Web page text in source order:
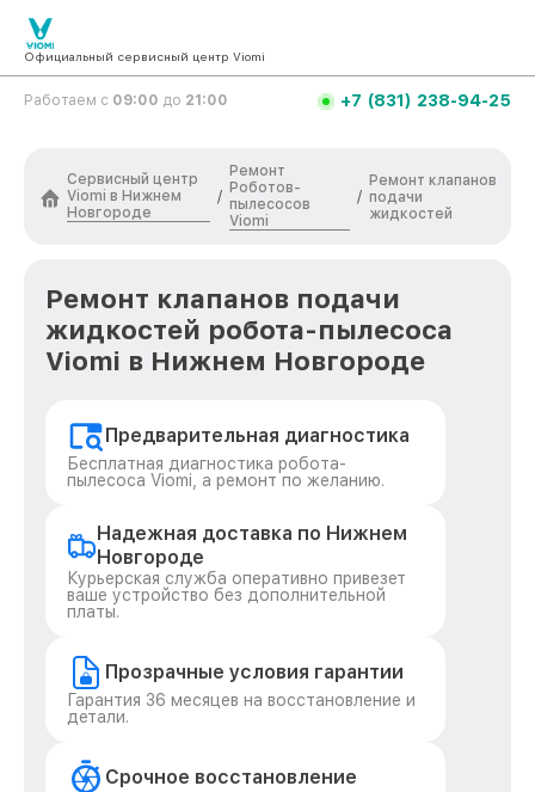
Официальный сервисный центр Viomi
Работаем с 09:00 до 21:00 +7 (831) 238-94-25
Сервисный центр
Viomi в Нижнем
Новгороде
/
Ремонт
Роботов-
пылесосов
Viomi
/
Ремонт клапанов
подачи
жидкостей
Ремонт клапанов подачи
жидкостей робота-пылесоса
Viomi в Нижнем Новгороде
Предварительная диагностика
Бесплатная диагностика робота-
пылесоса Viomi, а ремонт по желанию.
Надежная доставка по Нижнем
Новгороде
Курьерская служба оперативно привезет
ваше устройство без дополнительной
платы.
Прозрачные условия гарантии
Гарантия 36 месяцев на восстановление и
детали.
Срочное восстановление